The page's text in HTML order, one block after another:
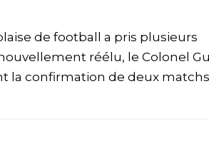
de football a pris plusieurs
réélu, le Colonel
la confirmation de deux matchs